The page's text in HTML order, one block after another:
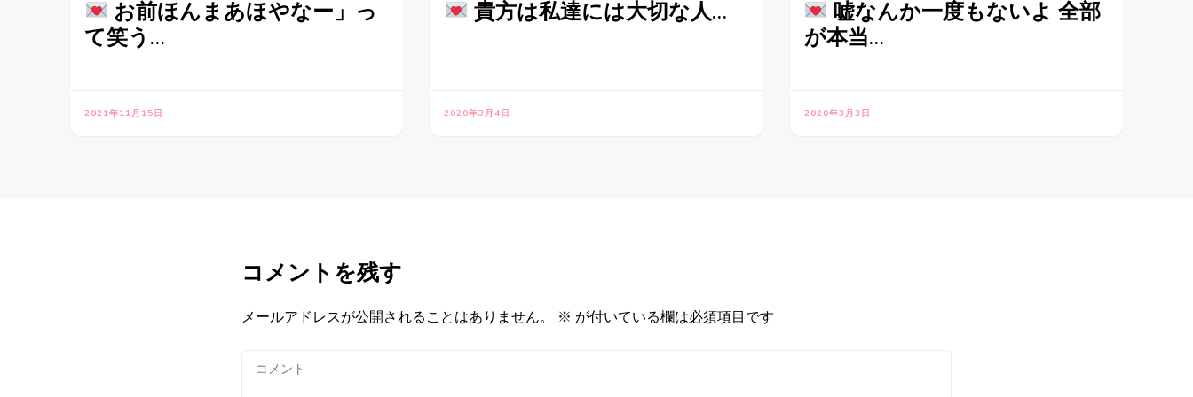
お前ほんまあほやなー」っ
て笑う…
2021年11月15日
貴方は私達には大切な人…
2020年3月4日
嘘なんか一度もないよ 全部
が本当…
2020年3月3日
コメントを残す
メールアドレスが公開されることはありません。 ※ が付いている欄は必須項目です